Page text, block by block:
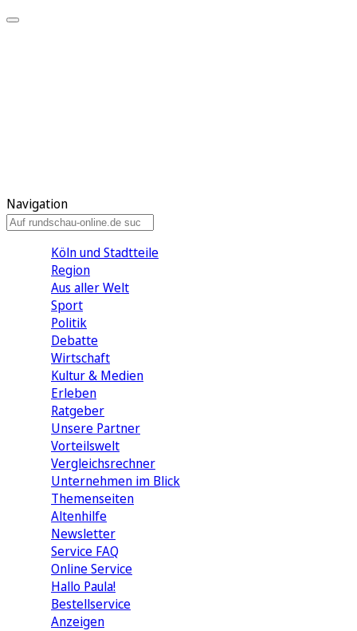
Navigation
Köln und Stadtteile
Region
Aus aller Welt
Sport
Politik
Debatte
Wirtschaft
Kultur & Medien
Erleben
Ratgeber
Unsere Partner
Vorteilswelt
Vergleichsrechner
Unternehmen im Blick
Themenseiten
Altenhilfe
Newsletter
Service FAQ
Online Service
Hallo Paula!
Bestellservice
Anzeigen